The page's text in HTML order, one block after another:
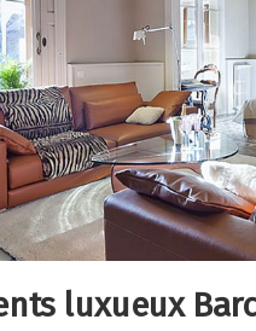
luxueux